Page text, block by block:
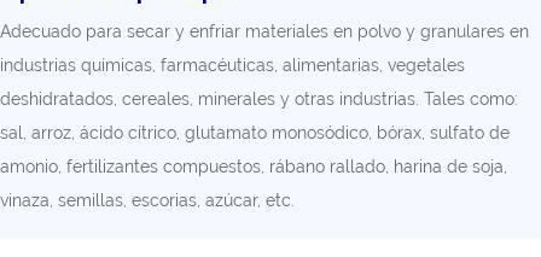
Adecuado para secar y enfriar materiales en polvo y granulares en
industrias químicas, farmacéuticas, alimentarias, vegetales
deshidratados, cereales, minerales y otras industrias. Tales como:
sal, arroz, ácido cítrico, glutamato monosódico, bórax, sulfato de
amonio, fertilizantes compuestos, rábano rallado, harina de soja,
vinaza, semillas, escorias, azúcar, etc.